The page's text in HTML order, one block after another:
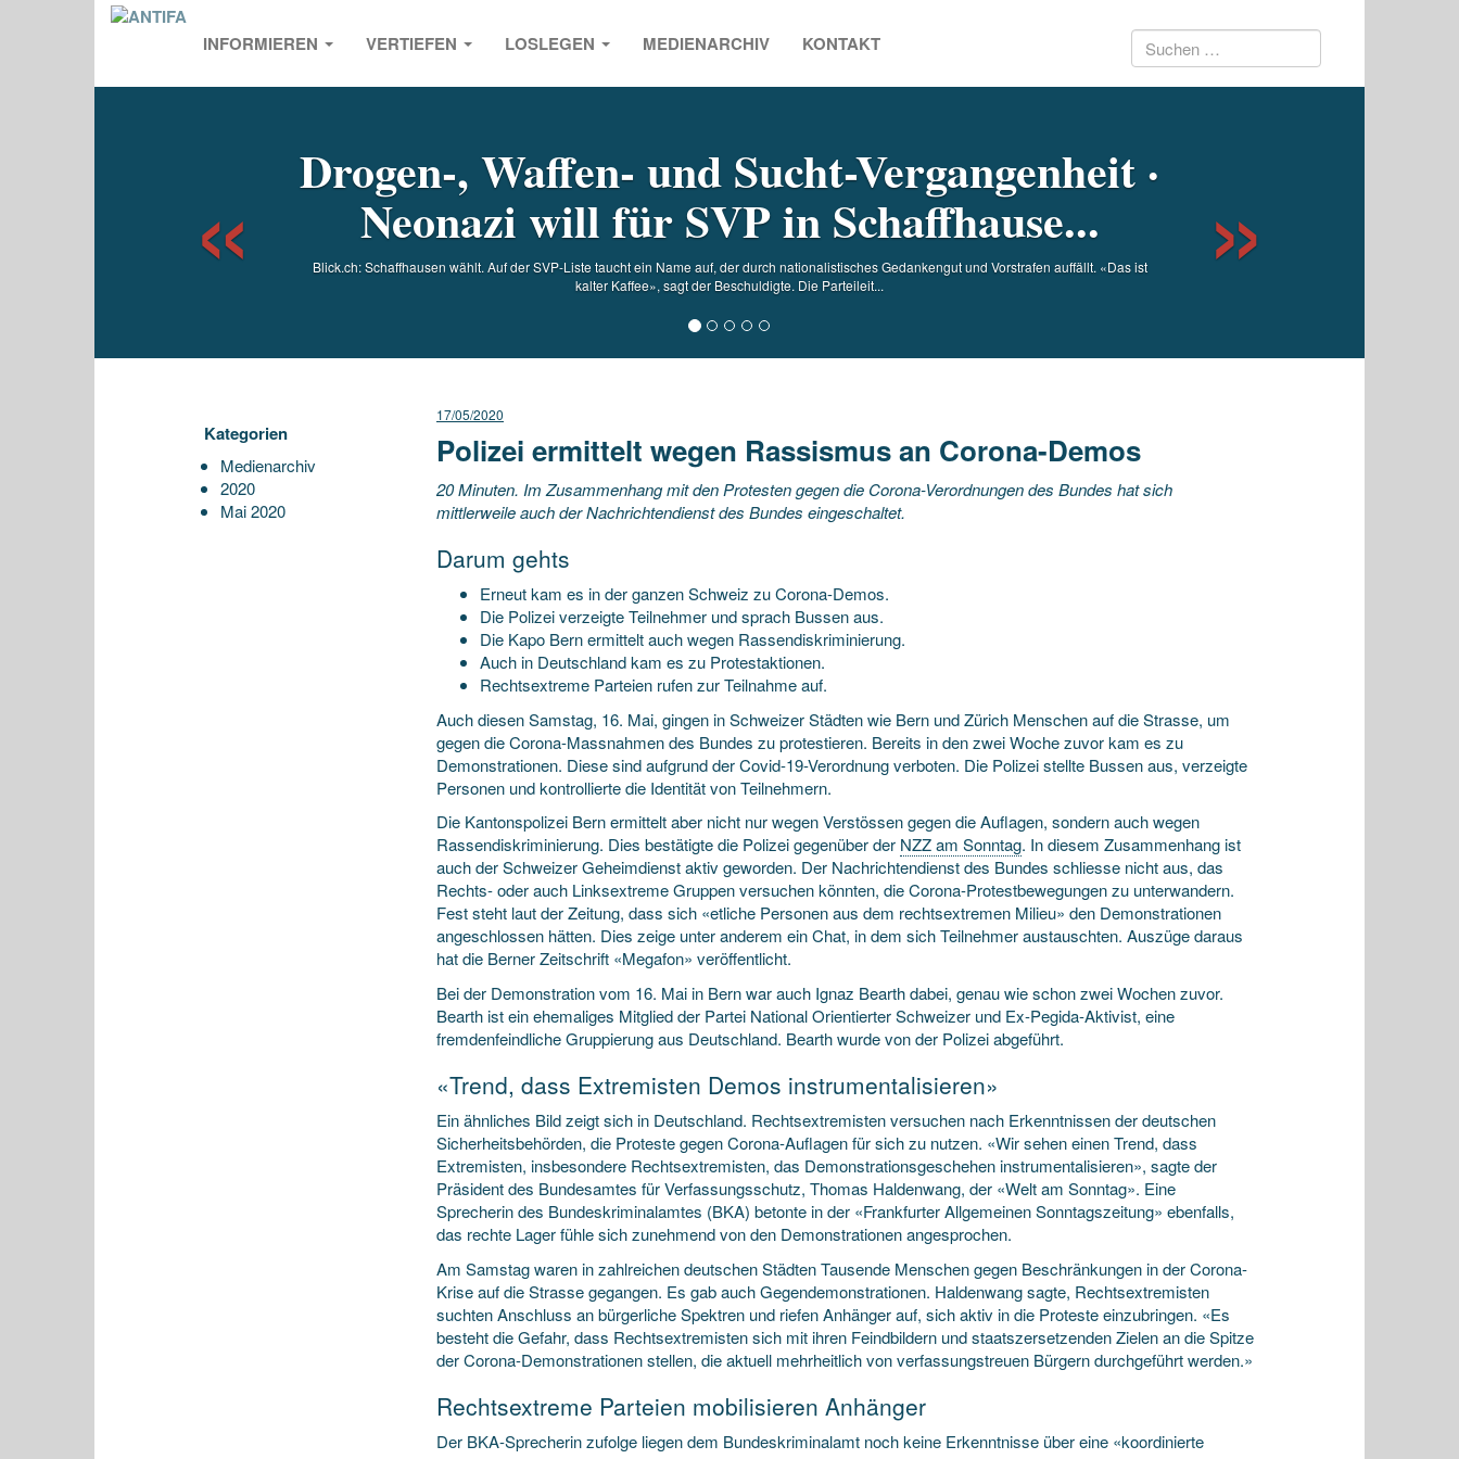
INFORMIEREN VERTIEFEN LOSLEGEN MEDIENARCHIV KONTAKT Suchen
Drogen-, Waffen- und Sucht-Vergangenheit ·
Neonazi will für SVP in Schaffhause...
Blick.ch: Schaffhausen wählt. Auf der SVP-Liste taucht ein Name auf, der durch nationalistisches Gedankengut und Vorstrafen auffällt. «Das ist
kalter Kaffee», sagt der Beschuldigte. Die Parteileit...
Previous
Kategorien
Medienarchiv
2020
Mai 2020
17/05/2020
Polizei ermittelt wegen Rassismus an Corona-Demos
20 Minuten. Im Zusammenhang mit den Protesten gegen die Corona-Verordnungen des Bundes hat sich
mittlerweile auch der Nachrichtendienst des Bundes eingeschaltet.
Darum gehts
Erneut kam es in der ganzen Schweiz zu Corona-Demos.
Die Polizei verzeigte Teilnehmer und sprach Bussen aus.
Die Kapo Bern ermittelt auch wegen Rassendiskriminierung.
Auch in Deutschland kam es zu Protestaktionen.
Rechtsextreme Parteien rufen zur Teilnahme auf.
Auch diesen Samstag, 16. Mai, gingen in Schweizer Städten wie Bern und Zürich Menschen auf die Strasse, um
gegen die Corona-Massnahmen des Bundes zu protestieren. Bereits in den zwei Woche zuvor kam es zu
Demonstrationen. Diese sind aufgrund der Covid-19-Verordnung verboten. Die Polizei stellte Bussen aus, verzeigte
Personen und kontrollierte die Identität von Teilnehmern.
Die Kantonspolizei Bern ermittelt aber nicht nur wegen Verstössen gegen die Auflagen, sondern auch wegen
Rassendiskriminierung. Dies bestätigte die Polizei gegenüber der NZZ am Sonntag. In diesem Zusammenhang ist
auch der Schweizer Geheimdienst aktiv geworden. Der Nachrichtendienst des Bundes schliesse nicht aus, das
Rechts- oder auch Linksextreme Gruppen versuchen könnten, die Corona-Protestbewegungen zu unterwandern.
Fest steht laut der Zeitung, dass sich «etliche Personen aus dem rechtsextremen Milieu» den Demonstrationen
angeschlossen hätten. Dies zeige unter anderem ein Chat, in dem sich Teilnehmer austauschten. Auszüge daraus
hat die Berner Zeitschrift «Megafon» veröffentlicht.
Bei der Demonstration vom 16. Mai in Bern war auch Ignaz Bearth dabei, genau wie schon zwei Wochen zuvor.
Bearth ist ein ehemaliges Mitglied der Partei National Orientierter Schweizer und Ex-Pegida-Aktivist, eine
fremdenfeindliche Gruppierung aus Deutschland. Bearth wurde von der Polizei abgeführt.
«Trend, dass Extremisten Demos instrumentalisieren»
Ein ähnliches Bild zeigt sich in Deutschland. Rechtsextremisten versuchen nach Erkenntnissen der deutschen
Sicherheitsbehörden, die Proteste gegen Corona-Auflagen für sich zu nutzen. «Wir sehen einen Trend, dass
Extremisten, insbesondere Rechtsextremisten, das Demonstrationsgeschehen instrumentalisieren», sagte der
Präsident des Bundesamtes für Verfassungsschutz, Thomas Haldenwang, der «Welt am Sonntag». Eine
Sprecherin des Bundeskriminalamtes (BKA) betonte in der «Frankfurter Allgemeinen Sonntagszeitung» ebenfalls,
das rechte Lager fühle sich zunehmend von den Demonstrationen angesprochen.
Am Samstag waren in zahlreichen deutschen Städten Tausende Menschen gegen Beschränkungen in der Corona-
Krise auf die Strasse gegangen. Es gab auch Gegendemonstrationen. Haldenwang sagte, Rechtsextremisten
suchten Anschluss an bürgerliche Spektren und riefen Anhänger auf, sich aktiv in die Proteste einzubringen. «Es
besteht die Gefahr, dass Rechtsextremisten sich mit ihren Feindbildern und staatszersetzenden Zielen an die Spitze
der Corona-Demonstrationen stellen, die aktuell mehrheitlich von verfassungstreuen Bürgern durchgeführt werden.»
Rechtsextreme Parteien mobilisieren Anhänger
Der BKA-Sprecherin zufolge liegen dem Bundeskriminalamt noch keine Erkenntnisse über eine «koordinierte